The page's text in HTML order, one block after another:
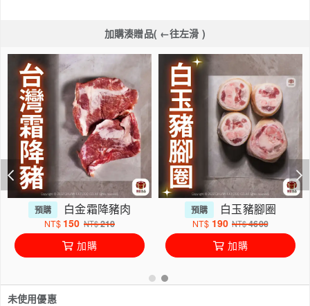
加購湊贈品( ←往左滑 )
預購 白金霜降豬肉
NT$ 150 NT$210
加購
預購 白玉豬腳圈
NT$ 190 NT$4600
加購
未使用優惠